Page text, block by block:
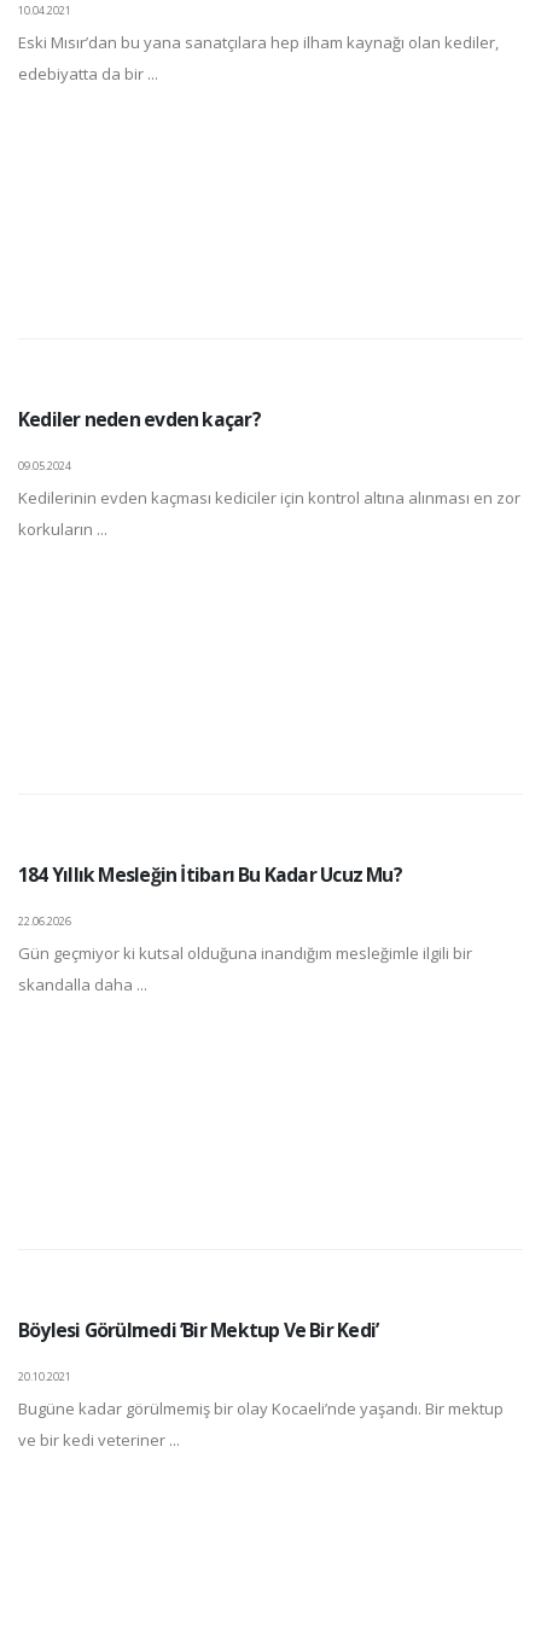
10.04.2021
Eski Mısır’dan bu yana sanatçılara hep ilham kaynağı olan kediler,
edebiyatta da bir ...
Kediler neden evden kaçar?
09.05.2024
Kedilerinin evden kaçması kediciler için kontrol altına alınması en zor
korkuların ...
184 Yıllık Mesleğin İtibarı Bu Kadar Ucuz Mu?
22.06.2026
Gün geçmiyor ki kutsal olduğuna inandığım mesleğimle ilgili bir
skandalla daha ...
Böylesi Görülmedi ’Bir Mektup Ve Bir Kedi’
20.10.2021
Bugüne kadar görülmemiş bir olay Kocaeli’nde yaşandı. Bir mektup
ve bir kedi veteriner ...